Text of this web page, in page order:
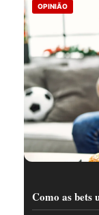
OPINIÃO
Como as bets